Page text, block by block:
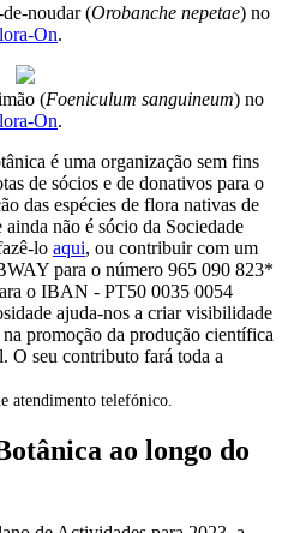
noudar (Orobanche nepetae) no
On.
(Foeniculum sanguineum) no
On.
é uma organização sem fins
de sócios e de donativos para o
das espécies de flora nativas de
não é sócio da Sociedade
lo aqui, ou contribuir com um
para o número 965 090 823*
o IBAN - PT50 0035 0054
ajuda-nos a criar visibilidade
promoção da produção científica
O seu contributo fará toda a
atendimento telefónico.
ao longo do